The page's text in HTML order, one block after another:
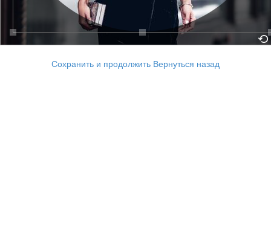
Сохранить и продолжить Вернуться назад